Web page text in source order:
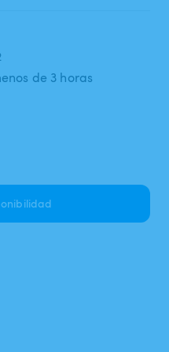
de 3 horas